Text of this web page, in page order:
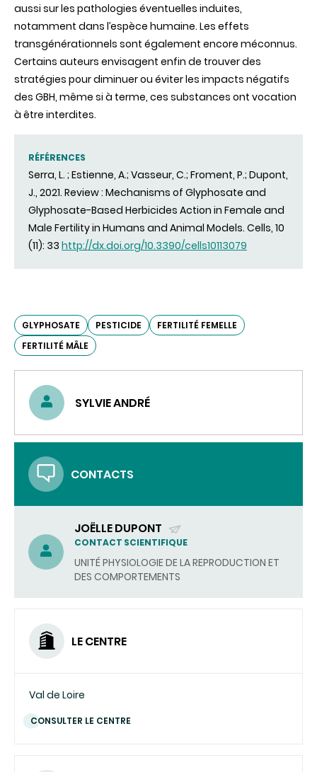
aussi sur les pathologies éventuelles induites,
notamment dans l’espèce humaine. Les effets
transgénérationnels sont également encore méconnus.
Certains auteurs envisagent enfin de trouver des
stratégies pour diminuer ou éviter les impacts négatifs
des GBH, même si à terme, ces substances ont vocation
à être interdites.
RÉFÉRENCES
Serra, L. ; Estienne, A.; Vasseur, C.; Froment, P.; Dupont,
J., 2021. Review : Mechanisms of Glyphosate and
Glyphosate-Based Herbicides Action in Female and
Male Fertility in Humans and Animal Models. Cells, 10
(11): 33 http://dx.doi.org/10.3390/cells10113079
GLYPHOSATE PESTICIDE
FERTILITÉ FEMELLE
FERTILITÉ MÂLE
SYLVIE ANDRÉ
CONTACTS
JOËLLE DUPONT
(ENVOYER
UN
COURRIEL)
CONTACT SCIENTIFIQUE
UNITÉ PHYSIOLOGIE DE LA REPRODUCTION ET
DES COMPORTEMENTS
LE CENTRE
Val de Loire
CONSULTER LE CENTRE